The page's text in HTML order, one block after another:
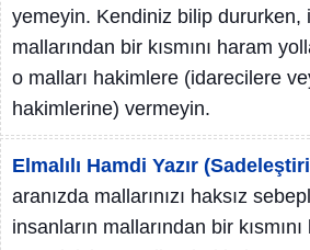
yemeyin. Kendiniz bilip dururken,
mallarından bir kısmını haram
o malları hakimlere (idarecilere
hakimlerine) vermeyin.
Elmalılı Hamdi Yazır
aranızda mallarınızı haksız
insanların mallarından bir